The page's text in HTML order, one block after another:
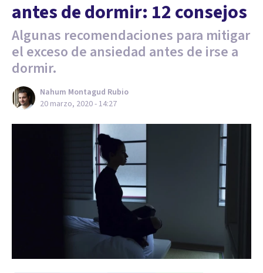
antes de dormir: 12 consejos
Algunas recomendaciones para mitigar
el exceso de ansiedad antes de irse a
dormir.
Nahum Montagud Rubio
20 marzo, 2020 - 14:27